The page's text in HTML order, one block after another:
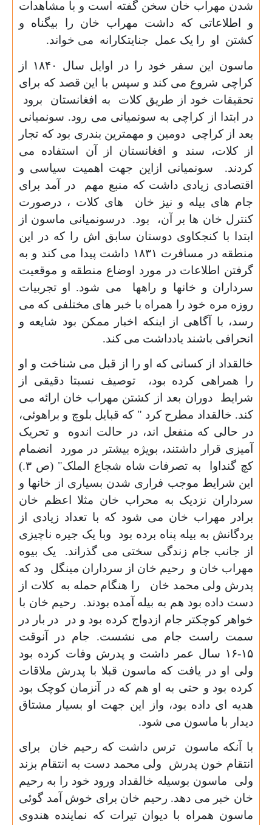
شدن مهراب خان سخن گفته است و با مشاهدات
و اطلاعاتی که داشت مهراب خان را بیگناه و
کشتن او را یک عمل جنایتکارانه می خواند.
ماسون این سفر خود را در اوایل سال
۱۸۴۰ از
کراچی شروع می کند و سپس با این قصد که برای
تحقیقات خود از طریق کلات به افغانستان برود
در ابتدا از کراچی به سونمیانی می رود. سونمیانی
بعد از کراچی دومین و مهمترین بندری بود که تجار
از کلات، سند و افغانستان از آن استفاده می
کردند. سونمیانی ازاین جهت اهمیت سیاسی و
اقتصادی زیادی داشت که منبع مهم در آمد برای
جام های بیله و نیز خان های کلات ، درصورت
کنترل خان ها بر آن، بود. درسونمیانی ماسون از
ابتدا با کنجکاوی دوستان سابق اش را که در این
منطقه در مسافرت ۱۸۳۱ داشت پیدا می کند و به
گرفتن اطلاعات در مورد اوضاع منطقه و موقعیت
سرداران و خانها و راهها می شود. او تجربیات
روزه مره خود را همراه با خبر های مختلفی که می
رسد، با آگاهی از اینکه اخبار ممکن بود شایعه و
انحرافی باشند یادداشت می کند.
خالقداد از کسانی که او را از قبل می شناخت و او
را همراهی کرده بود، توصیف نسبتا دقیقی از
شرایط دوران بعد از کشتن مهراب خان ارائه می
کند. خالقداد مطرح کرد " که قبایل بلوچ و براهوئی،
در حالی که منفعل اند، در حالت اندوه و تحریک
آمیزی قرار داشتند، بویژه بیشتر در مورد انضمام
کچ گنداوا به تصرفات شاه شجاع الملک" (ص ۳.)
این شرایط موجب فراری شدن بسیاری از خانها و
سرداران نزدیک به محراب خان مثلا اعظم خان
برادر مهراب خان می شود که با تعداد زیادی از
بردگانش به بیله پناه برده بود وبا یک جیره ناچیزی
از جانب جام زندگی سختی می گذراند. یک بیوه
مهراب خان و رحیم خان از سرداران مینگل ود که
پدرش ولی محمد خان را هنگام حمله به کلات از
دست داده بود هم به بیله آمده بودند. رحیم خان با
خواهر کوچکتر جام ازدواج کرده بود و در در بار در
سمت راست جام می نشست. جام در آنوقت
۱۵-۱۶
سال عمر داشت و پدرش وفات کرده بود
ولی او در یافت که ماسون قبلا با پدرش ملاقات
کرده بود و حتی به او هم که در آنزمان کوچک بود
هدیه ای داده بود، واز این جهت او بسیار مشتاق
دیدار با ماسون می شود.
با آنکه ماسون ترس داشت که رحیم خان برای
انتقام خون پدرش ولی محمد دست به انتقام بزند
ولی ماسون بوسیله خالقداد ورود خود را به رحیم
خان خبر می دهد. رحیم خان برای خوش آمد گوئی
ماسون همراه با دیوان تیرات که نماینده هندوی